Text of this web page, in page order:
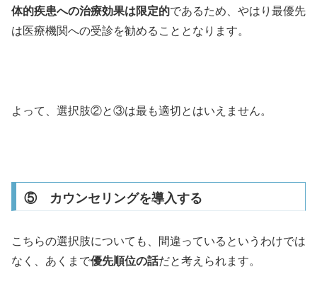
体的疾患への治療効果は限定的であるため、やはり最優先
は医療機関への受診を勧めることとなります。
よって、選択肢②と③は最も適切とはいえません。
⑤ カウンセリングを導入する
こちらの選択肢についても、間違っているというわけでは
なく、あくまで優先順位の話だと考えられます。